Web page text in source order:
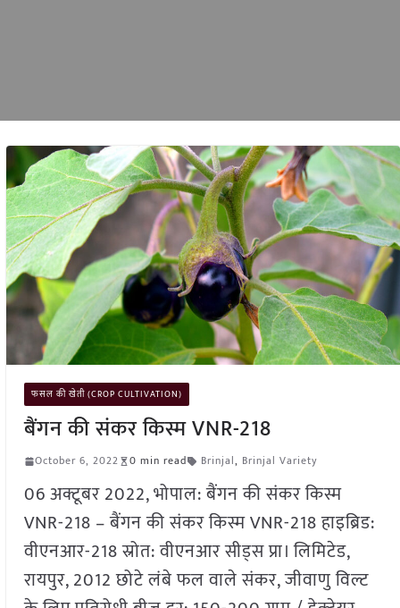
फसल की खेती (CROP CULTIVATION)
बैंगन की संकर किस्म VNR-218
October 6, 2022 0 min read Brinjal, Brinjal Variety
06 अक्टूबर 2022, भोपाल: बैंगन की संकर किस्म
VNR-218 – बैंगन की संकर किस्म VNR-218 हाइब्रिड:
वीएनआर-218 स्रोत: वीएनआर सीड्स प्रा। लिमिटेड,
रायपुर, 2012 छोटे लंबे फल वाले संकर, जीवाणु विल्ट